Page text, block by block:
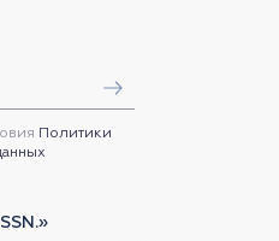
Политики